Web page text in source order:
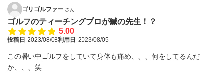
ゴリゴルファー さん
ゴルフのティーチングプロが鍼の先生！？
5.00
投稿日 2023/08/08利用日 2023/08/05
この暑い中ゴルフをしていて身体も痛め、、、何をしてるんだ
か、、、笑